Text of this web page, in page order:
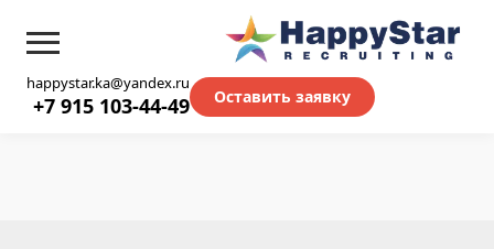
happystar.ka@yandex.ru
+7 915 103-44-49 Оставить заявку